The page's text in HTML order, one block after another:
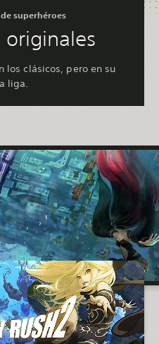
superhéroes
los clásicos, pero en su
liga.